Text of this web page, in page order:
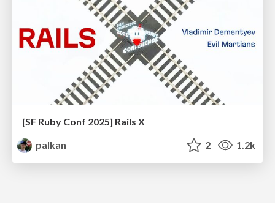
[SF Ruby Conf 2025] Rails X
palkan
2 1.2k